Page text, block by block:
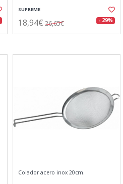
SUPREME
18,94€ 26,65€ - 29%
Colador acero inox 20cm.